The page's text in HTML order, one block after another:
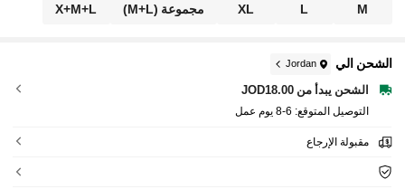
M
L
XL مجموعة (M+L) X+M+L
الشحن الي Jordan
الشحن يبدأ من JOD18.00
التوصيل المتوقع: 6-8 يوم عمل
مقبولة الإرجاع